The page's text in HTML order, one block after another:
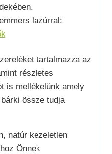
lazúrral:
tartalmazza az
részletes
is mellékelünk amely
össze tudja
natúr kezeletlen
Önnek